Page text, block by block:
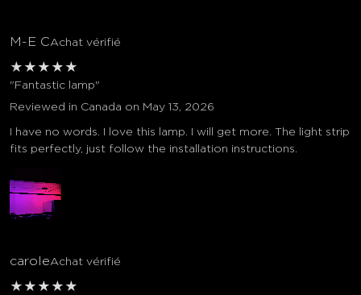
M-E CAchat vérifié
★ ★ ★ ★ ★
"Fantastic lamp"
Reviewed in Canada on May 13, 2026
I have no words. I love this lamp. I will get more. The light strip
fits perfectly, just follow the installation instructions.
caroleAchat vérifié
★ ★ ★ ★ ★